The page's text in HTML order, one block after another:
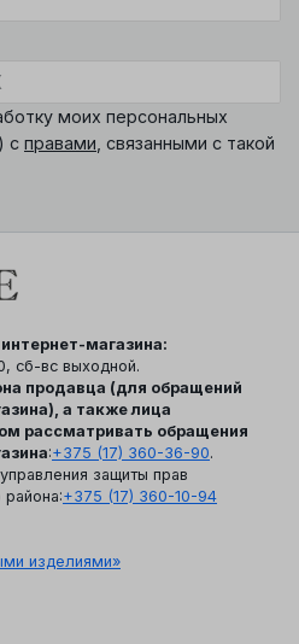
моих персональных
с правами , связанными с такой
магазина:
сб-вс выходной.
продавца (для обращений
а также лица
рассматривать обращения
:+375 (17) 360-36-90.
защиты прав
района:+375 (17) 360-10-94
изделиями»